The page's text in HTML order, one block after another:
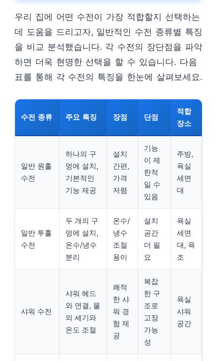
우리 집에 어떤 수전이 가장 적합할지 선택하는
데 도움을 드리고자, 일반적인 수전 종류별 특징
을 비교 분석했습니다. 각 수전의 장단점을 파악
하면 더욱 현명한 선택을 할 수 있습니다. 다음
표를 통해 각 수전의 특징을 한눈에 살펴보세요.
수전 종류 주요 특징 장점 단점
적합
장소
일반 원홀
수전
하나의 구
멍에 설치,
기본적인
기능 제공
설치
간편,
가격
저렴
기능
이 제
한적
일 수
있음
주방,
욕실
세면
대
일반 투홀
수전
두 개의 구
멍에 설치,
온수/냉수
분리
온수/
냉수
조절
용이
설치
공간
더 필
요
욕실
세면
대, 욕
조
샤워 수전
샤워 헤드
와 연결, 물
의 세기와
온도 조절
쾌적
한 샤
워 경
험 제
공
복잡
한 구
조로
고장
가능
성
욕실
샤워
공간